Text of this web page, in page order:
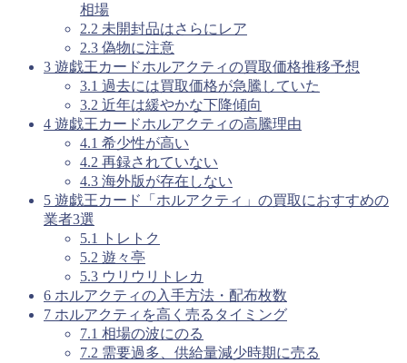
相場
2.2 未開封品はさらにレア
2.3 偽物に注意
3 遊戯王カードホルアクティの買取価格推移予想
3.1 過去には買取価格が急騰していた
3.2 近年は緩やかな下降傾向
4 遊戯王カードホルアクティの高騰理由
4.1 希少性が高い
4.2 再録されていない
4.3 海外版が存在しない
5 遊戯王カード「ホルアクティ」の買取におすすめの
業者3選
5.1 トレトク
5.2 遊々亭
5.3 ウリウリトレカ
6 ホルアクティの入手方法・配布枚数
7 ホルアクティを高く売るタイミング
7.1 相場の波にのる
7.2 需要過多、供給量減少時期に売る